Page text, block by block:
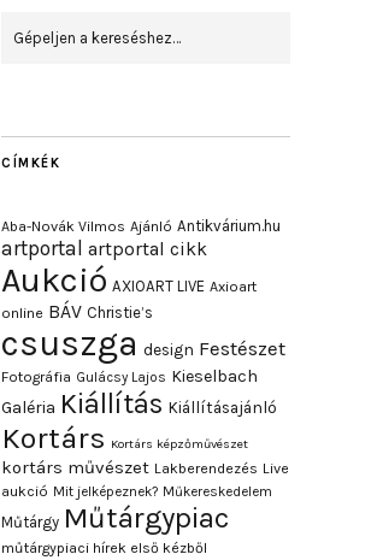
CÍMKÉK
Aba-Novák Vilmos Ajánló Antikvárium.hu
artportal artportal cikk
Aukció AXIOART LIVE Axioart
online BÁV Christie’s
csuszga design Festészet
Fotográfia Gulácsy Lajos Kieselbach
Galéria Kiállítás Kiállításajánló
Kortárs Kortárs képzőművészet
kortárs művészet Lakberendezés Live
aukció Mit jelképeznek? Műkereskedelem
Műtárgy Műtárgypiac
műtárgypiaci hírek első kézből